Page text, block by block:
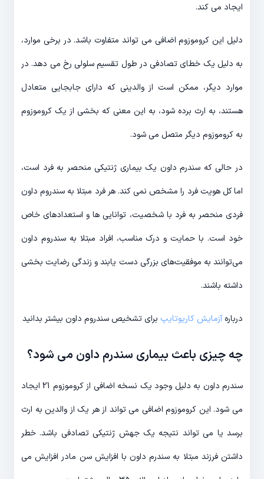
ایجاد می کند.
دلیل این کروموزوم اضافی می تواند متفاوت باشد. در برخی موارد،
به دلیل یک خطای تصادفی در طول تقسیم سلولی رخ می دهد. در
موارد دیگر، ممکن است از والدینی که دارای جابجایی متعادل
هستند، به ارث برده شود، به این معنی که بخشی از یک کروموزوم
به کروموزوم دیگر متصل می شود.
در حالی که سندرم داون یک بیماری ژنتیکی منحصر به فرد است،
اما کل هویت فرد را مشخص نمی کند. هر فرد مبتلا به سندروم داون
فردی منحصر به فرد با شخصیت، توانایی ها و استعدادهای خاص
خود است. با حمایت و درک مناسب، افراد مبتلا به سندروم داون
می‌توانند به موفقیت‌های بزرگی دست یابند و زندگی رضایت بخشی
داشته باشند.
درباره آزمایش کاریوتایپ برای تشخیص سندروم داون بیشتر بدانید
چه چیزی باعث بیماری سندرم داون می شود؟
سندرم داون به دلیل وجود یک نسخه اضافی از کروموزوم 21 ایجاد
می شود. این کروموزوم اضافی می تواند از هر یک از والدین به ارث
برسد یا می تواند نتیجه یک جهش ژنتیکی تصادفی باشد. خطر
داشتن فرزند مبتلا به سندرم داون با افزایش سن مادر افزایش می